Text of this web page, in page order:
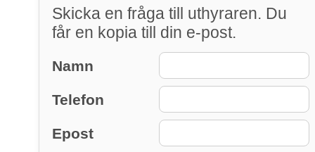
Skicka en fråga till uthyraren. Du
får en kopia till din e-post.
Namn
Telefon
Epost